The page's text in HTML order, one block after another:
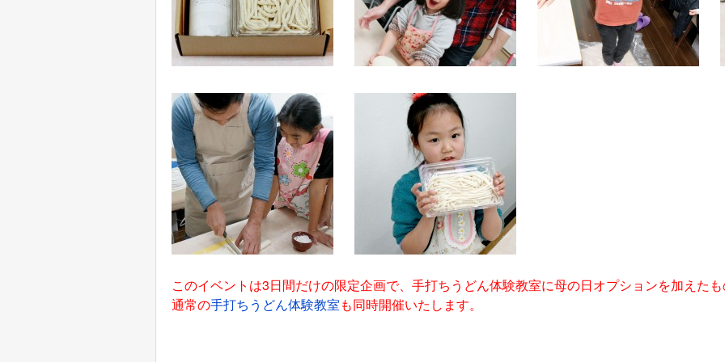
このイベントは3日間だけの限定企画で、手打ちうどん体験教室に母の日オプションを加えた
通常の手打ちうどん体験教室も同時開催いたします。